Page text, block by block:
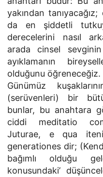
yakından
da en şiddetli
derecelerini nasıl
arada cinsel sevginin
ayıklamanın
olduğunu öğreneceğiz.
Günümüz
(serüvenleri) bir
bunlar, bu anahtara
ciddi meditatio
Juturae, e qua
generationes dir;
bağımlı olduğu
konusundaki’